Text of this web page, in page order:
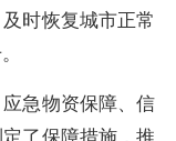
时恢复城市正常
急物资保障、信
了保障措施，推